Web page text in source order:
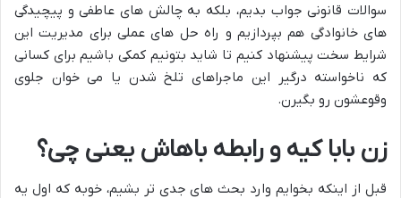
سوالات قانونی جواب بدیم، بلکه به چالش های عاطفی و پیچیدگی
های خانوادگی هم بپردازیم و راه حل های عملی برای مدیریت این
شرایط سخت پیشنهاد کنیم تا شاید بتونیم کمکی باشیم برای کسانی
که ناخواسته درگیر این ماجراهای تلخ شدن یا می خوان جلوی
وقوعشون رو بگیرن.
زن بابا کیه و رابطه باهاش یعنی چی؟
قبل از اینکه بخوایم وارد بحث های جدی تر بشیم، خوبه که اول یه